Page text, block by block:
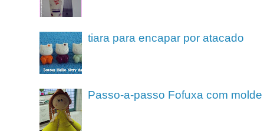
tiara para encapar por atacado
Passo-a-passo Fofuxa com molde